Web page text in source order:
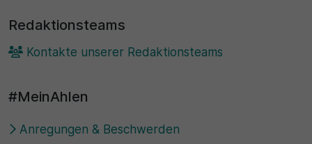
Redaktionsteams
Kontakte unserer Redaktionsteams
#MeinAhlen
Anregungen & Beschwerden